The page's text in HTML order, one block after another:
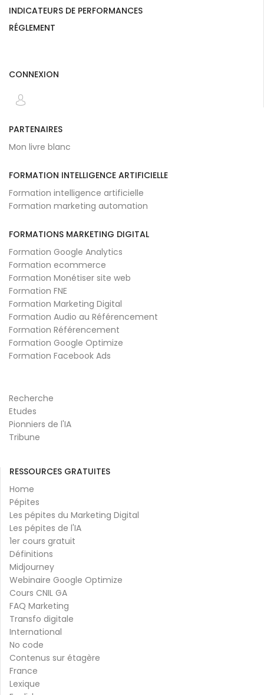
INDICATEURS DE PERFORMANCES
RÉGLEMENT
CONNEXION
PARTENAIRES
Mon livre blanc
FORMATION INTELLIGENCE ARTIFICIELLE
Formation intelligence artificielle
Formation marketing automation
FORMATIONS MARKETING DIGITAL
Formation Google Analytics
Formation ecommerce
Formation Monétiser site web
Formation FNE
Formation Marketing Digital
Formation Audio au Référencement
Formation Référencement
Formation Google Optimize
Formation Facebook Ads
Recherche
Etudes
Pionniers de l'IA
Tribune
RESSOURCES GRATUITES
Home
Pépites
Les pépites du Marketing Digital
Les pépites de l'IA
1er cours gratuit
Définitions
Midjourney
Webinaire Google Optimize
Cours CNIL GA
FAQ Marketing
Transfo digitale
International
No code
Contenus sur étagère
France
Lexique